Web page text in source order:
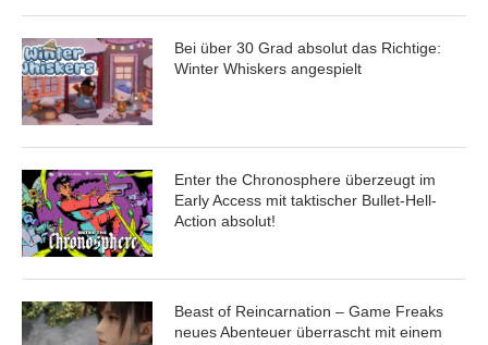
Bei über 30 Grad absolut das Richtige:
Winter Whiskers angespielt
Enter the Chronosphere überzeugt im
Early Access mit taktischer Bullet-Hell-
Action absolut!
Beast of Reincarnation – Game Freaks
neues Abenteuer überrascht mit einem